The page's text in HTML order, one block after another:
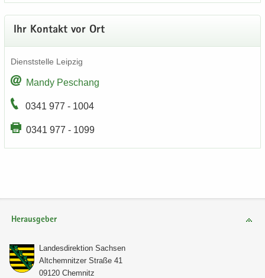
Ihr Kon­takt vor Ort
Dienst­stel­le Leip­zig
Mandy Peschang
0341 977 - 1004
0341 977 - 1099
Herausgeber
Lan­des­di­rek­ti­on Sach­sen
Alt­chem­nit­zer Stra­ße 41
09120 Chem­nitz